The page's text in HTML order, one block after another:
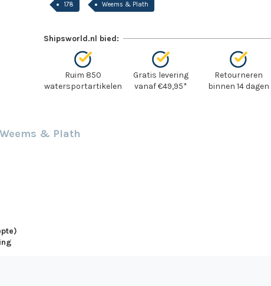
178 Weems & Plath
Shipsworld.nl bied:
Ruim 850
watersportartikelen
Gratis levering
vanaf €49,95*
Retourneren
binnen 14 dagen
& Plath